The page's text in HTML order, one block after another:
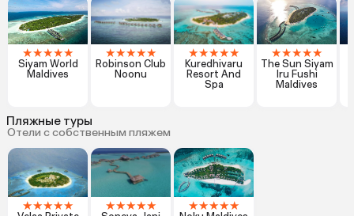
★★★★★
Siyam World
Maldives
★★★★★
Robinson Club
Noonu
★★★★★
Kuredhivaru
Resort And
Spa
★★★★★
The Sun Siyam
Iru Fushi
Maldives
Пляжные туры
Отели с собственным пляжем
★★★★★ ★★★★★ ★★★★★